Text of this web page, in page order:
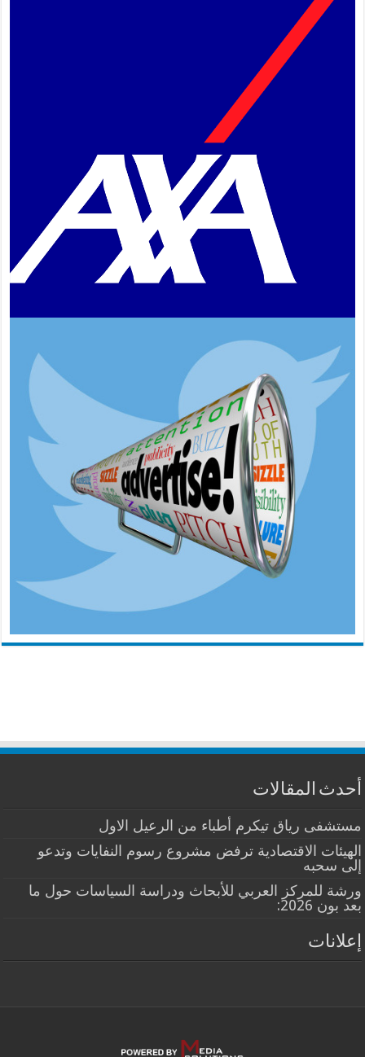
أحدث المقالات
مستشفى رياق تيكرم أطباء من الرعيل الاول
الهيئات الاقتصادية ترفض مشروع رسوم النفايات وتدعو
إلى سحبه
ورشة للمركز العربي للأبحاث ودراسة السياسات حول ما
بعد بون 2026:
إعلانات